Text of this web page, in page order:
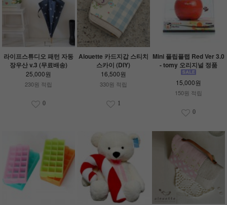
라이프스튜디오 패턴 자동
장우산 v.3 (무료배송)
25,000원
230원 적립
0
Alouette 카드지갑 스티치
스카이 (DIY)
16,500원
330원 적립
1
Mini 플립플랩 Red Ver 3.0
- tomy 오리지널 정품
15,000원
150원 적립
0